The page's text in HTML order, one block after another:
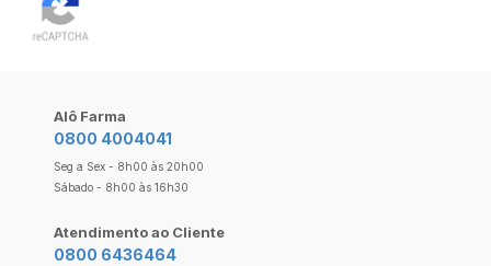
Alô Farma
0800 4004041
Seg a Sex - 8h00 às 20h00
Sábado - 8h00 às 16h30
Atendimento ao Cliente
0800 6436464